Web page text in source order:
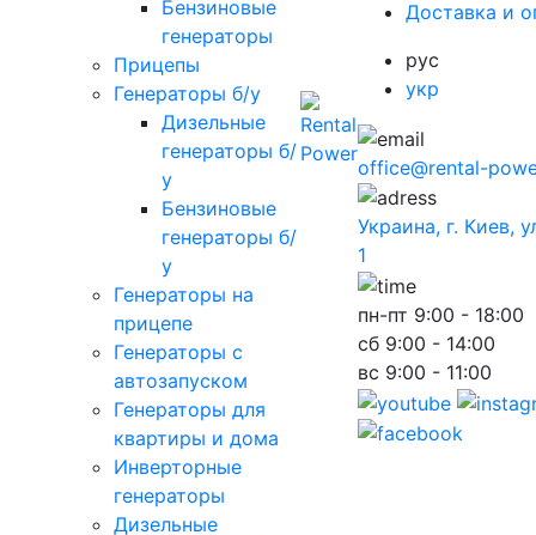
Бензиновые
генераторы
Прицепы
Генераторы б/у
Дизельные
генераторы б/
у
Бензиновые
генераторы б/
у
Генераторы на
прицепе
Генераторы с
автозапуском
Генераторы для
квартиры и дома
Инверторные
генераторы
Дизельные
Доставка и
рус
укр
office@rental-
Украина, г. Киев,
1
пн-пт 9:00 - 18:00
сб 9:00 - 14:00
вс 9:00 - 11:00